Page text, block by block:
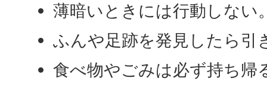
薄暗いときには行動しない
ふんや足跡を発見したら引
食べ物やごみは必ず持ち帰